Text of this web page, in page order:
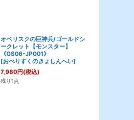
オベリスクの巨神兵/ゴールドシ
ークレット【モンスター】
《GS06-JP001》
[おべりすくのきょしんへい]
7,980円(税込)
残り1点